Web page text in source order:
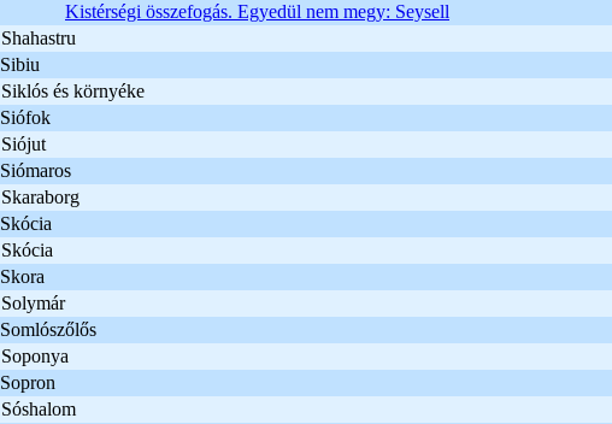
Kistérségi összefogás. Egyedül nem megy: Seysell
Shahastru
Sibiu
Siklós és környéke
Siófok
Siójut
Siómaros
Skaraborg
Skócia
Skócia
Skora
Solymár
Somlószőlős
Soponya
Sopron
Sóshalom